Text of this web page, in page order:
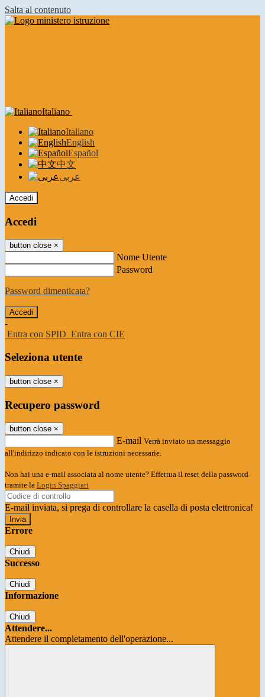
Salta al contenuto
Italiano
Italiano
English
Español
中文
عربى
Accedi
Accedi
button close ×
Nome Utente
Password
Password dimenticata?
-
Entra con SPID Entra con CIE
Seleziona utente
button close ×
Recupero password
button close ×
E-mail Verrà inviato un messaggio
all'indirizzo indicato con le istruzioni necessarie.
Non hai una e-mail associata al nome utente? Effettua il reset della password
tramite la Login Spaggiari
E-mail inviata, si prega di controllare la casella di posta elettronica!
Errore
Chiudi
Successo
Chiudi
Informazione
Chiudi
Attendere...
Attendere il completamento dell'operazione...